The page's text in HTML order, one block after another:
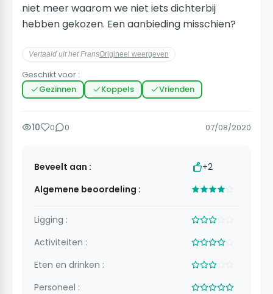
niet meer waarom we niet iets dichterbij
hebben gekozen. Een aanbieding misschien?
Vertaald uit het FransOrigineel weergeven
Geschikt voor :
Gezinnen
Koppels Vrienden
10 0 0 07/08/2020
Beveelt aan :
+2
Algemene beoordeling :
Ligging :
Activiteiten :
Eten en drinken :
Personeel :